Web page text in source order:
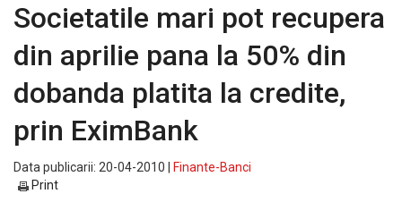
Societatile mari pot recupera
din aprilie pana la 50% din
dobanda platita la credite,
prin EximBank
Data publicarii: 20-04-2010 |
Finante-Banci
Print